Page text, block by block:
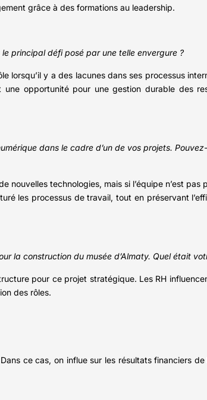
grâce à des formations au leadership.
principal défi posé par une telle envergure ?
y a des lacunes dans ses processus
opportunité pour une gestion durable des
dans le cadre d’un de vos projets.
technologies, mais si l’équipe n’est pas
les processus de travail, tout en préservant
la construction du musée d’Almaty. Quel était
pour ce projet stratégique. Les RH
des rôles.
ce cas, on influe sur les résultats financiers de